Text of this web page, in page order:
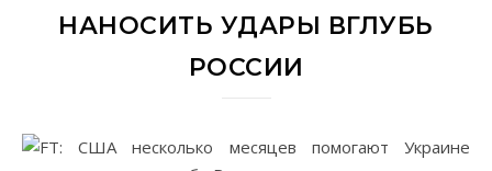
НАНОСИТЬ УДАРЫ ВГЛУБЬ
РОССИИ